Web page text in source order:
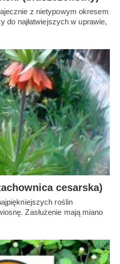
z nietypowym okresem
do najłatwiejszych w uprawie,
cesarska)
roślin
Zasłużenie mają miano